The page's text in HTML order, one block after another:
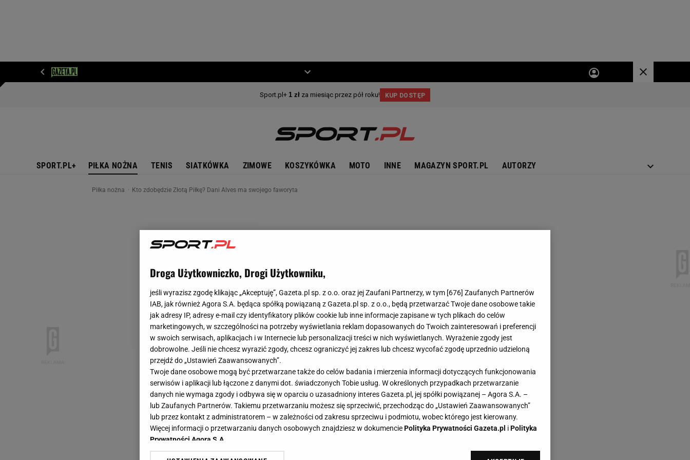
SPORT.PL+ PIŁKA NOŻNA TENIS SIATKÓWKA ZIMOWE KOSZYKÓWKA MOTO INNE MAGAZYN SPORT.PL AUTORZY
Piłka nożna Kto zdobędzie Złotą Piłkę? Dani Alves ma swojego faworyta
Droga Użytkowniczko, Drogi Użytkowniku,
jeśli wyrazisz zgodę klikając „Akceptuję”, Gazeta.pl sp. z o.o. oraz jej Zaufani Partnerzy, w tym [676] Zaufanych Partnerów
IAB, jak również Agora S.A. będąca spółką powiązaną z Gazeta.pl sp. z o.o., będą przetwarzać Twoje dane osobowe takie
jak adresy IP, adresy e-mail czy identyfikatory plików cookie lub inne informacje zapisane w tych plikach do celów
marketingowych, w szczególności na potrzeby wyświetlania reklam dopasowanych do Twoich zainteresowań i preferencji
w swoich serwisach, aplikacjach i w Internecie lub personalizacji treści w nich wyświetlanych. Wyrażenie zgody jest
dobrowolne. Jeśli nie chcesz wyrazić zgody, chcesz ograniczyć jej zakres lub chcesz wycofać zgodę uprzednio udzieloną
przejdź do „Ustawień Zaawansowanych”.
Twoje dane osobowe mogą być przetwarzane także do celów badania i mierzenia informacji dotyczących funkcjonowania
serwisów i aplikacji lub łączone z danymi dot. świadczonych Tobie usług. W określonych przypadkach przetwarzanie
danych nie wymaga zgody i odbywa się w oparciu o uzasadniony interes Gazeta.pl, jej spółki powiązanej – Agora S.A. –
lub Zaufanych Partnerów. Takiemu przetwarzaniu możesz się sprzeciwić, przechodząc do „Ustawień Zaawansowanych”
lub przez kontakt z administratorem – w zależności od zakresu sprzeciwu i podmiotu, wobec którego jest kierowany.
Więcej informacji o przetwarzaniu danych osobowych znajdziesz w dokumenciePolityka Prywatności Gazeta.pl iPolityka
Prywatności Agora S.A.